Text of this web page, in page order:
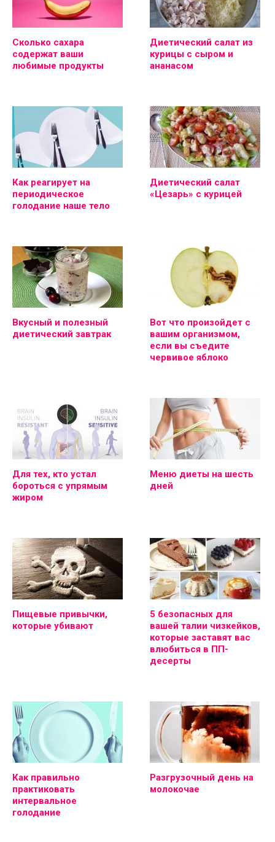
Сколько сахара
содержат ваши
любимые продукты
Диетический салат из
курицы с сыром и
ананасом
Как реагирует на
периодическое
голодание наше тело
Диетический салат
«Цезарь» с курицей
Вкусный и полезный
диетический завтрак
Вот что произойдет с
вашим организмом,
если вы съедите
червивое яблоко
Для тех, кто устал
бороться с упрямым
жиром
Меню диеты на шесть
дней
Пищевые привычки,
которые убивают
5 безопасных для
вашей талии чизкейков,
которые заставят вас
влюбиться в ПП-
десерты
Как правильно
практиковать
интервальное
голодание
Разгрузочный день на
молокочае